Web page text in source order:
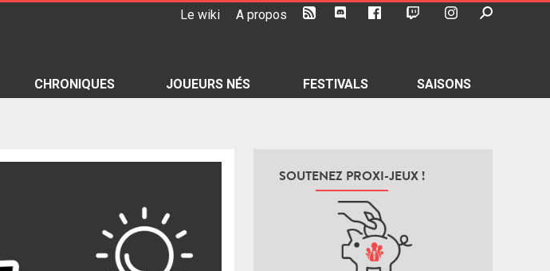
Le wiki A propos
CHRONIQUES JOUEURS NÉS FESTIVALS SAISONS
SOUTENEZ PROXI-JEUX !